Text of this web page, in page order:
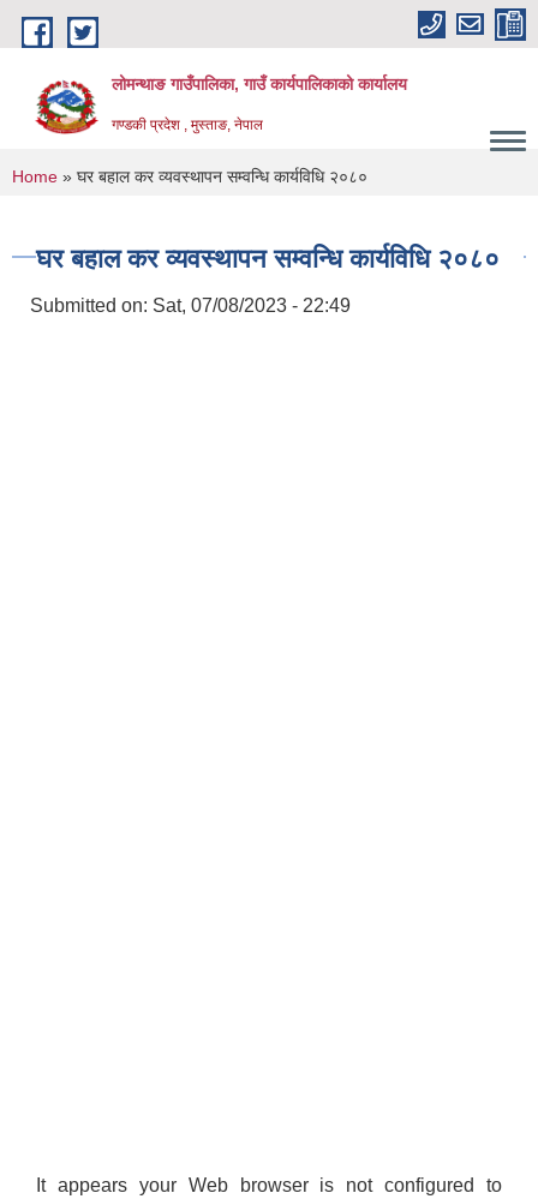
Skip to main content
लोमन्थाङ गाउँपालिका, गाउँ कार्यपालिकाको कार्यालय
गण्डकी प्रदेश , मुस्ताङ, नेपाल
You are here
Home » घर बहाल कर व्यवस्थापन सम्वन्धि कार्यविधि २०८०
घर बहाल कर व्यवस्थापन सम्वन्धि कार्यविधि २०८०
Submitted on: Sat, 07/08/2023 - 22:49
It appears your Web browser is not configured to